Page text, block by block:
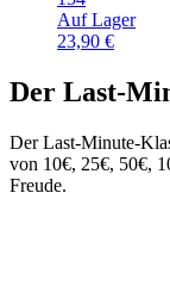
Auf Lager
23,90 €
Der Last-
Der Last-Minute-
von 10€, 25€, 50€,
Freude.